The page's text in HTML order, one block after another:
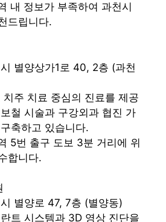
내 정보가 부족하여 과천시
드립니다.
별양상가1로 40, 2층 (과천
주 치료 중심의 진료를 제공
철 시술과 구강외과 협진 가
축하고 있습니다.
5번 출구 도보 3분 거리에 위
합니다.
별양로 47, 7층 (별양동)
트 시스템과 3D 영상 진단을